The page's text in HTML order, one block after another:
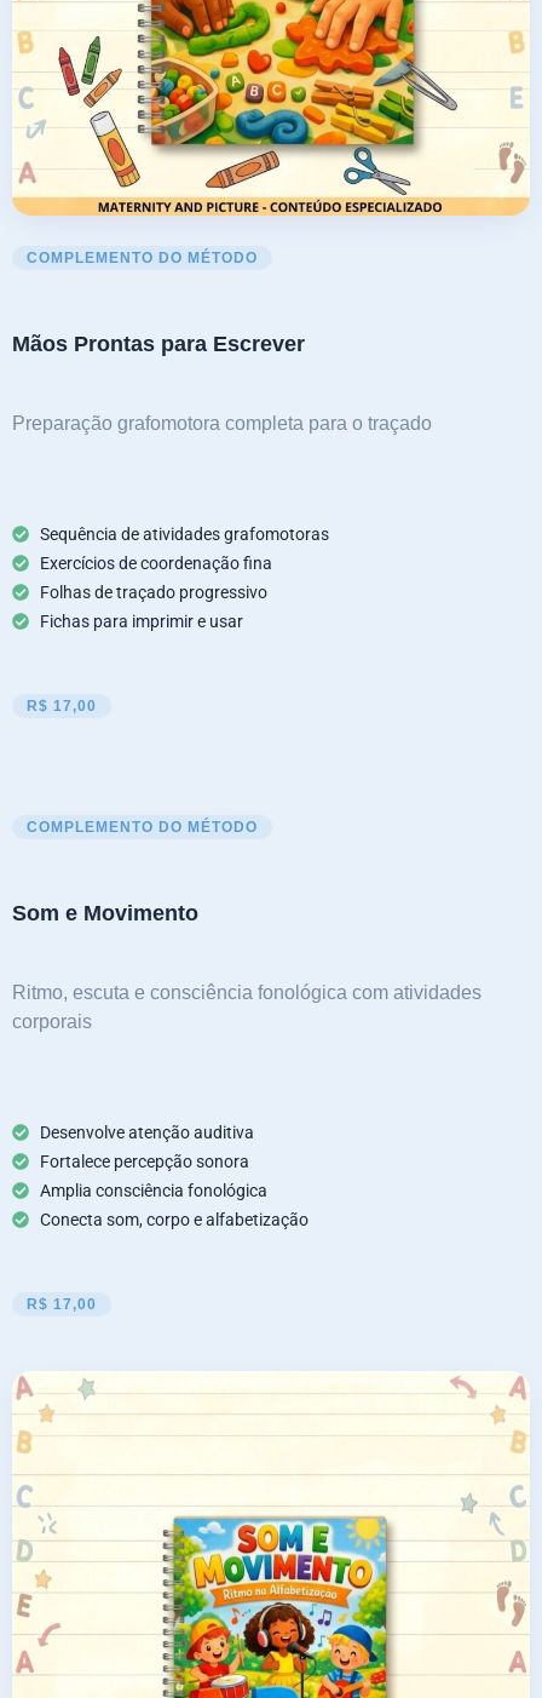
COMPLEMENTO DO MÉTODO
Mãos Prontas para Escrever
Preparação grafomotora completa para o traçado
Sequência de atividades grafomotoras
Exercícios de coordenação fina
Folhas de traçado progressivo
Fichas para imprimir e usar
R$ 17,00
COMPLEMENTO DO MÉTODO
Som e Movimento
Ritmo, escuta e consciência fonológica com atividades
corporais
Desenvolve atenção auditiva
Fortalece percepção sonora
Amplia consciência fonológica
Conecta som, corpo e alfabetização
R$ 17,00